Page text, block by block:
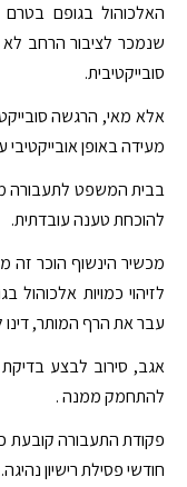
האלכוהול בגופם
שנמכר לציבור הרחב
סובייקטיבית.
אלא מאי, הרגשה
מעידה באופן
בבית המשפט לתעבורה
להוכחת טענה עובדתית.
מכשיר הינשוף הוכר זה
לזיהוי כמויות
עבר את הרף המותר,
אגב, סירוב לבצע
להתחמק ממנה .
חודשי פסילת רישיון